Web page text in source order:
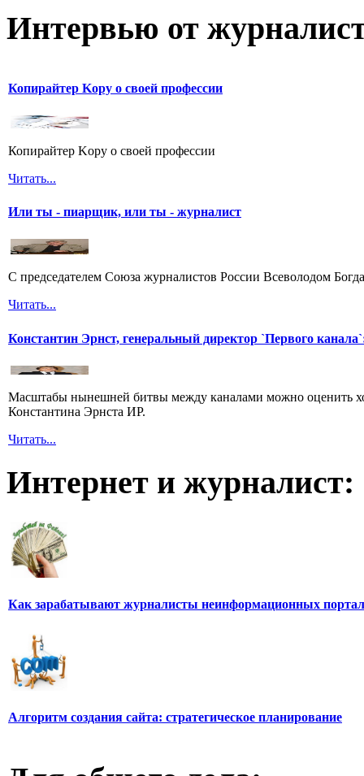
Интервью от
Копирайтер Kopy о своей профессии
Копирайтер Kopy о своей профессии
Читать...
Или ты - пиарщик, или ты - журналист
С председателем Союза журналистов России Всеволодом
Читать...
Константин Эрнст, генеральный директор `Первого
Масштабы нынешней битвы между каналами можно оценить
Константина Эрнста ИР.
Читать...
Интернет и журналист:
Как зарабатывают журналисты неинформационных
Алгоритм создания сайта: стратегическое планирование